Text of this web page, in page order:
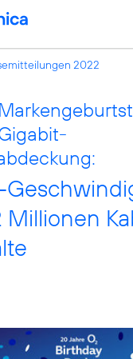
2022
Millionen